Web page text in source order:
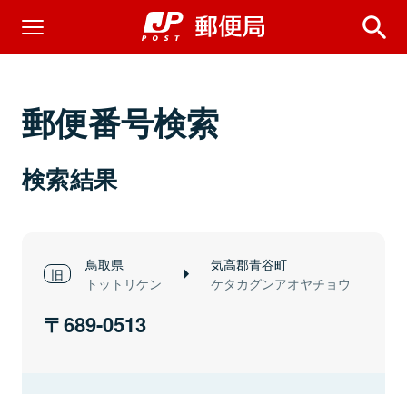
郵便番号検索
検索結果
鳥取県
トットリケン
気高郡青谷町
ケタカグンアオヤチョウ
689-0513